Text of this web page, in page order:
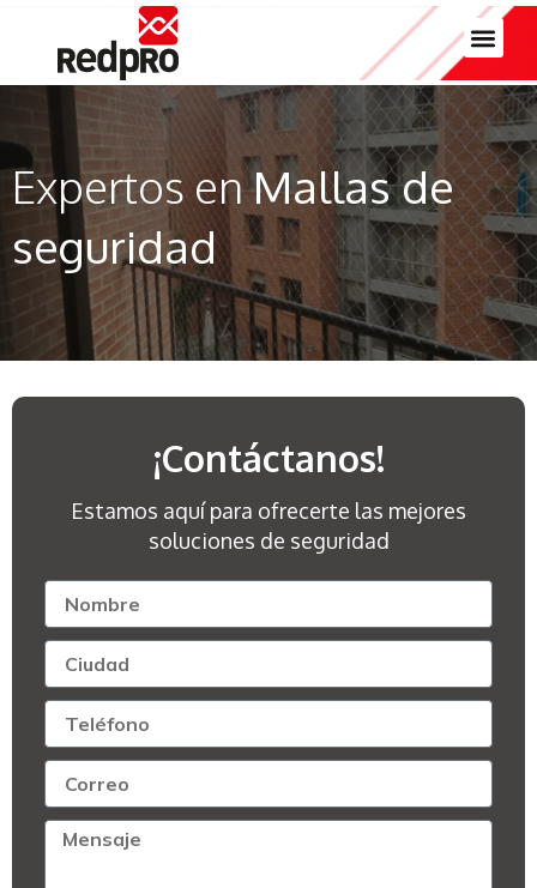
Expertos enMallas de
seguridad
¡Contáctanos!
Estamos aquí para ofrecerte las mejores
soluciones de seguridad